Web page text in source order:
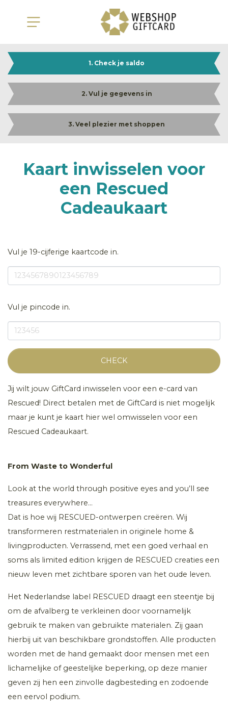
1. Check je saldo
2. Vul je gegevens in
3. Veel plezier met shoppen
Kaart inwisselen voor
een Rescued
Cadeaukaart
Vul je 19-cijferige kaartcode in.
Vul je pincode in.
CHECK
Jij wilt jouw GiftCard inwisselen voor een e-card van
Rescued! Direct betalen met de GiftCard is niet mogelijk
maar je kunt je kaart hier wel omwisselen voor een
Rescued Cadeaukaart.
From Waste to Wonderful
Look at the world through positive eyes and you’ll see
treasures everywhere…
Dat is hoe wij RESCUED-ontwerpen creëren. Wij
transformeren restmaterialen in originele home &
livingproducten. Verrassend, met een goed verhaal en
soms als limited edition krijgen de RESCUED creaties een
nieuw leven met zichtbare sporen van het oude leven.
Het Nederlandse label RESCUED draagt een steentje bij
om de afvalberg te verkleinen door voornamelijk
gebruik te maken van gebruikte materialen. Zij gaan
hierbij uit van beschikbare grondstoffen. Alle producten
worden met de hand gemaakt door mensen met een
lichamelijke of geestelijke beperking, op deze manier
geven zij hen een zinvolle dagbesteding en zodoende
een eervol podium.